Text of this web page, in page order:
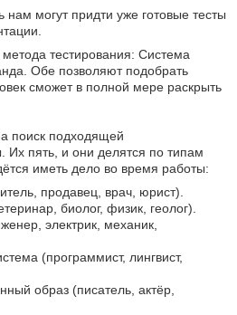
могут придти уже готовые тесты
тестирования: Система
Обе позволяют подобрать
сможет в полной мере раскрыть
поиск подходящей
пять, и они делятся по типам
иметь дело во время работы:
продавец, врач, юрист).
биолог, физик, геолог).
электрик, механик,
(программист, лингвист,
образ (писатель, актёр,